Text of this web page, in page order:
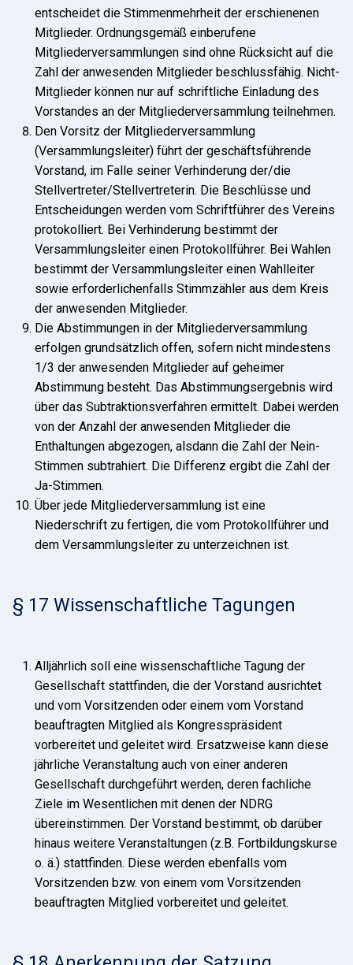
entscheidet die Stimmenmehrheit der erschienenen
Mitglieder. Ordnungsgemäß einberufene
Mitgliederversammlungen sind ohne Rücksicht auf die
Zahl der anwesenden Mitglieder beschlussfähig. Nicht-
Mitglieder können nur auf schriftliche Einladung des
Vorstandes an der Mitgliederversammlung teilnehmen.
Den Vorsitz der Mitgliederversammlung
(Versammlungsleiter) führt der geschäftsführende
Vorstand, im Falle seiner Verhinderung der/die
Stellvertreter/Stellvertreterin. Die Beschlüsse und
Entscheidungen werden vom Schriftführer des Vereins
protokolliert. Bei Verhinderung bestimmt der
Versammlungsleiter einen Protokollführer. Bei Wahlen
bestimmt der Versammlungsleiter einen Wahlleiter
sowie erforderlichenfalls Stimmzähler aus dem Kreis
der anwesenden Mitglieder.
Die Abstimmungen in der Mitgliederversammlung
erfolgen grundsätzlich offen, sofern nicht mindestens
1/3 der anwesenden Mitglieder auf geheimer
Abstimmung besteht. Das Abstimmungsergebnis wird
über das Subtraktionsverfahren ermittelt. Dabei werden
von der Anzahl der anwesenden Mitglieder die
Enthaltungen abgezogen, alsdann die Zahl der Nein-
Stimmen subtrahiert. Die Differenz ergibt die Zahl der
Ja-Stimmen.
Über jede Mitgliederversammlung ist eine
Niederschrift zu fertigen, die vom Protokollführer und
dem Versammlungsleiter zu unterzeichnen ist.
§ 17 Wissenschaftliche Tagungen
Alljährlich soll eine wissenschaftliche Tagung der
Gesellschaft stattfinden, die der Vorstand ausrichtet
und vom Vorsitzenden oder einem vom Vorstand
beauftragten Mitglied als Kongresspräsident
vorbereitet und geleitet wird. Ersatzweise kann diese
jährliche Veranstaltung auch von einer anderen
Gesellschaft durchgeführt werden, deren fachliche
Ziele im Wesentlichen mit denen der NDRG
übereinstimmen. Der Vorstand bestimmt, ob darüber
hinaus weitere Veranstaltungen (z.B. Fortbildungskurse
o. ä.) stattfinden. Diese werden ebenfalls vom
Vorsitzenden bzw. von einem vom Vorsitzenden
beauftragten Mitglied vorbereitet und geleitet.